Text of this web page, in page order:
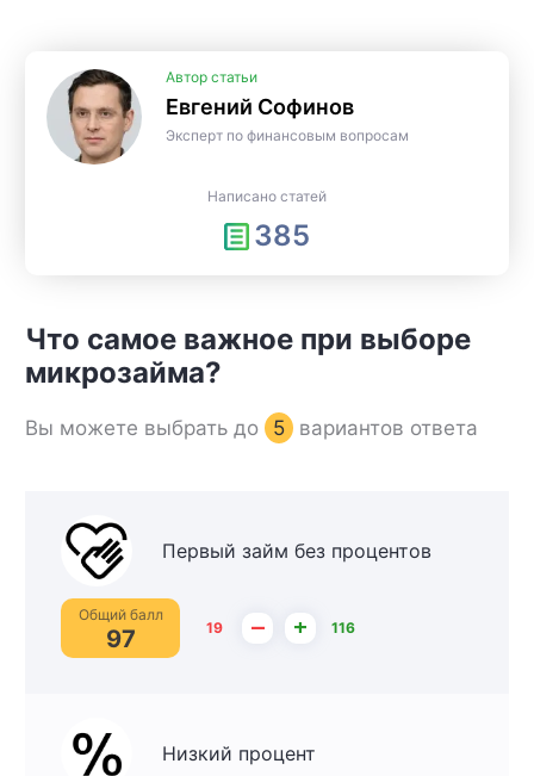
Автор статьи
Евгений Софинов
Эксперт по финансовым вопросам
Написано статей
385
Что самое важное при выборе
микрозайма?
Вы можете выбрать до 5 вариантов ответа
Первый займ без процентов
Общий балл
97 19 – + 116
Низкий процент